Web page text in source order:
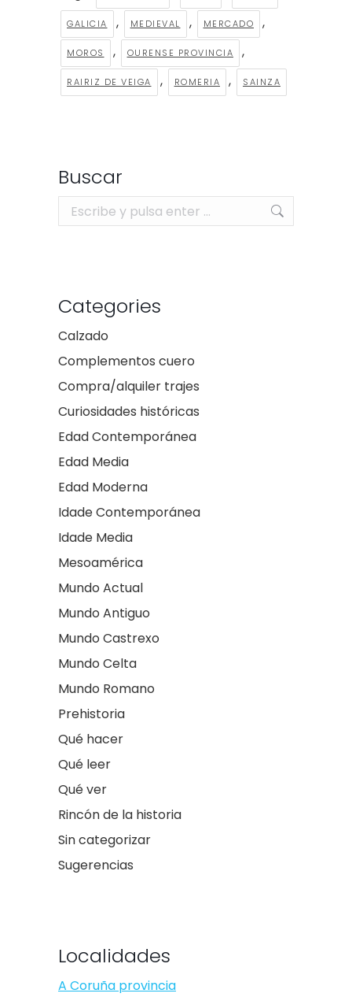
GALICIA , MEDIEVAL , MERCADO ,
MOROS , OURENSE PROVINCIA ,
RAIRIZ DE VEIGA , ROMERIA , SAINZA
Buscar
Buscar:
Categories
Calzado
Complementos cuero
Compra/alquiler trajes
Curiosidades históricas
Edad Contemporánea
Edad Media
Edad Moderna
Idade Contemporánea
Idade Media
Mesoamérica
Mundo Actual
Mundo Antiguo
Mundo Castrexo
Mundo Celta
Mundo Romano
Prehistoria
Qué hacer
Qué leer
Qué ver
Rincón de la historia
Sin categorizar
Sugerencias
Localidades
A Coruña provincia